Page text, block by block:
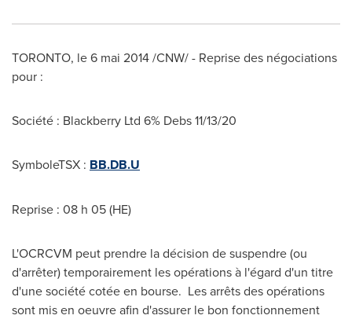
TORONTO, le 6 mai 2014 /CNW/ - Reprise des négociations
pour :
Société : Blackberry Ltd 6% Debs11/13/20
SymboleTSX : BB.DB.U
Reprise : 08 h 05 (HE)
L'OCRCVM peut prendre la décision de suspendre (ou
d'arrêter) temporairement les opérations à l'égard d'un titre
d'une société cotée en bourse. Les arrêts des opérations
sont mis en oeuvre afin d'assurer le bon fonctionnement